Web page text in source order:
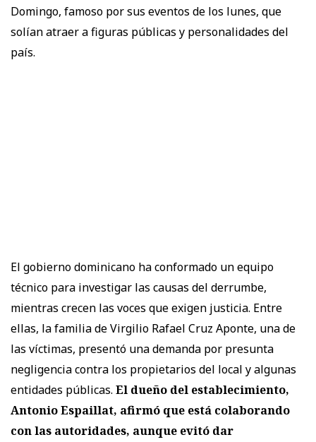
Domingo, famoso por sus eventos de los lunes, que
solían atraer a figuras públicas y personalidades del
país.
El gobierno dominicano ha conformado un equipo
técnico para investigar las causas del derrumbe,
mientras crecen las voces que exigen justicia. Entre
ellas, la familia de Virgilio Rafael Cruz Aponte, una de
las víctimas, presentó una demanda por presunta
negligencia contra los propietarios del local y algunas
entidades públicas. El dueño del establecimiento,
Antonio Espaillat, afirmó que está colaborando
con las autoridades, aunque evitó dar